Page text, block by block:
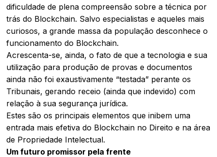
dificuldade de plena compreensão sobre a técnica por
trás do Blockchain. Salvo especialistas e aqueles mais
curiosos, a grande massa da população desconhece o
funcionamento do Blockchain.
Acrescenta-se, ainda, o fato de que a tecnologia e sua
utilização para produção de provas e documentos
ainda não foi exaustivamente “testada” perante os
Tribunais, gerando receio (ainda que indevido) com
relação à sua segurança jurídica.
Estes são os principais elementos que inibem uma
entrada mais efetiva do Blockchain no Direito e na área
de Propriedade Intelectual.
Um futuro promissor pela frente